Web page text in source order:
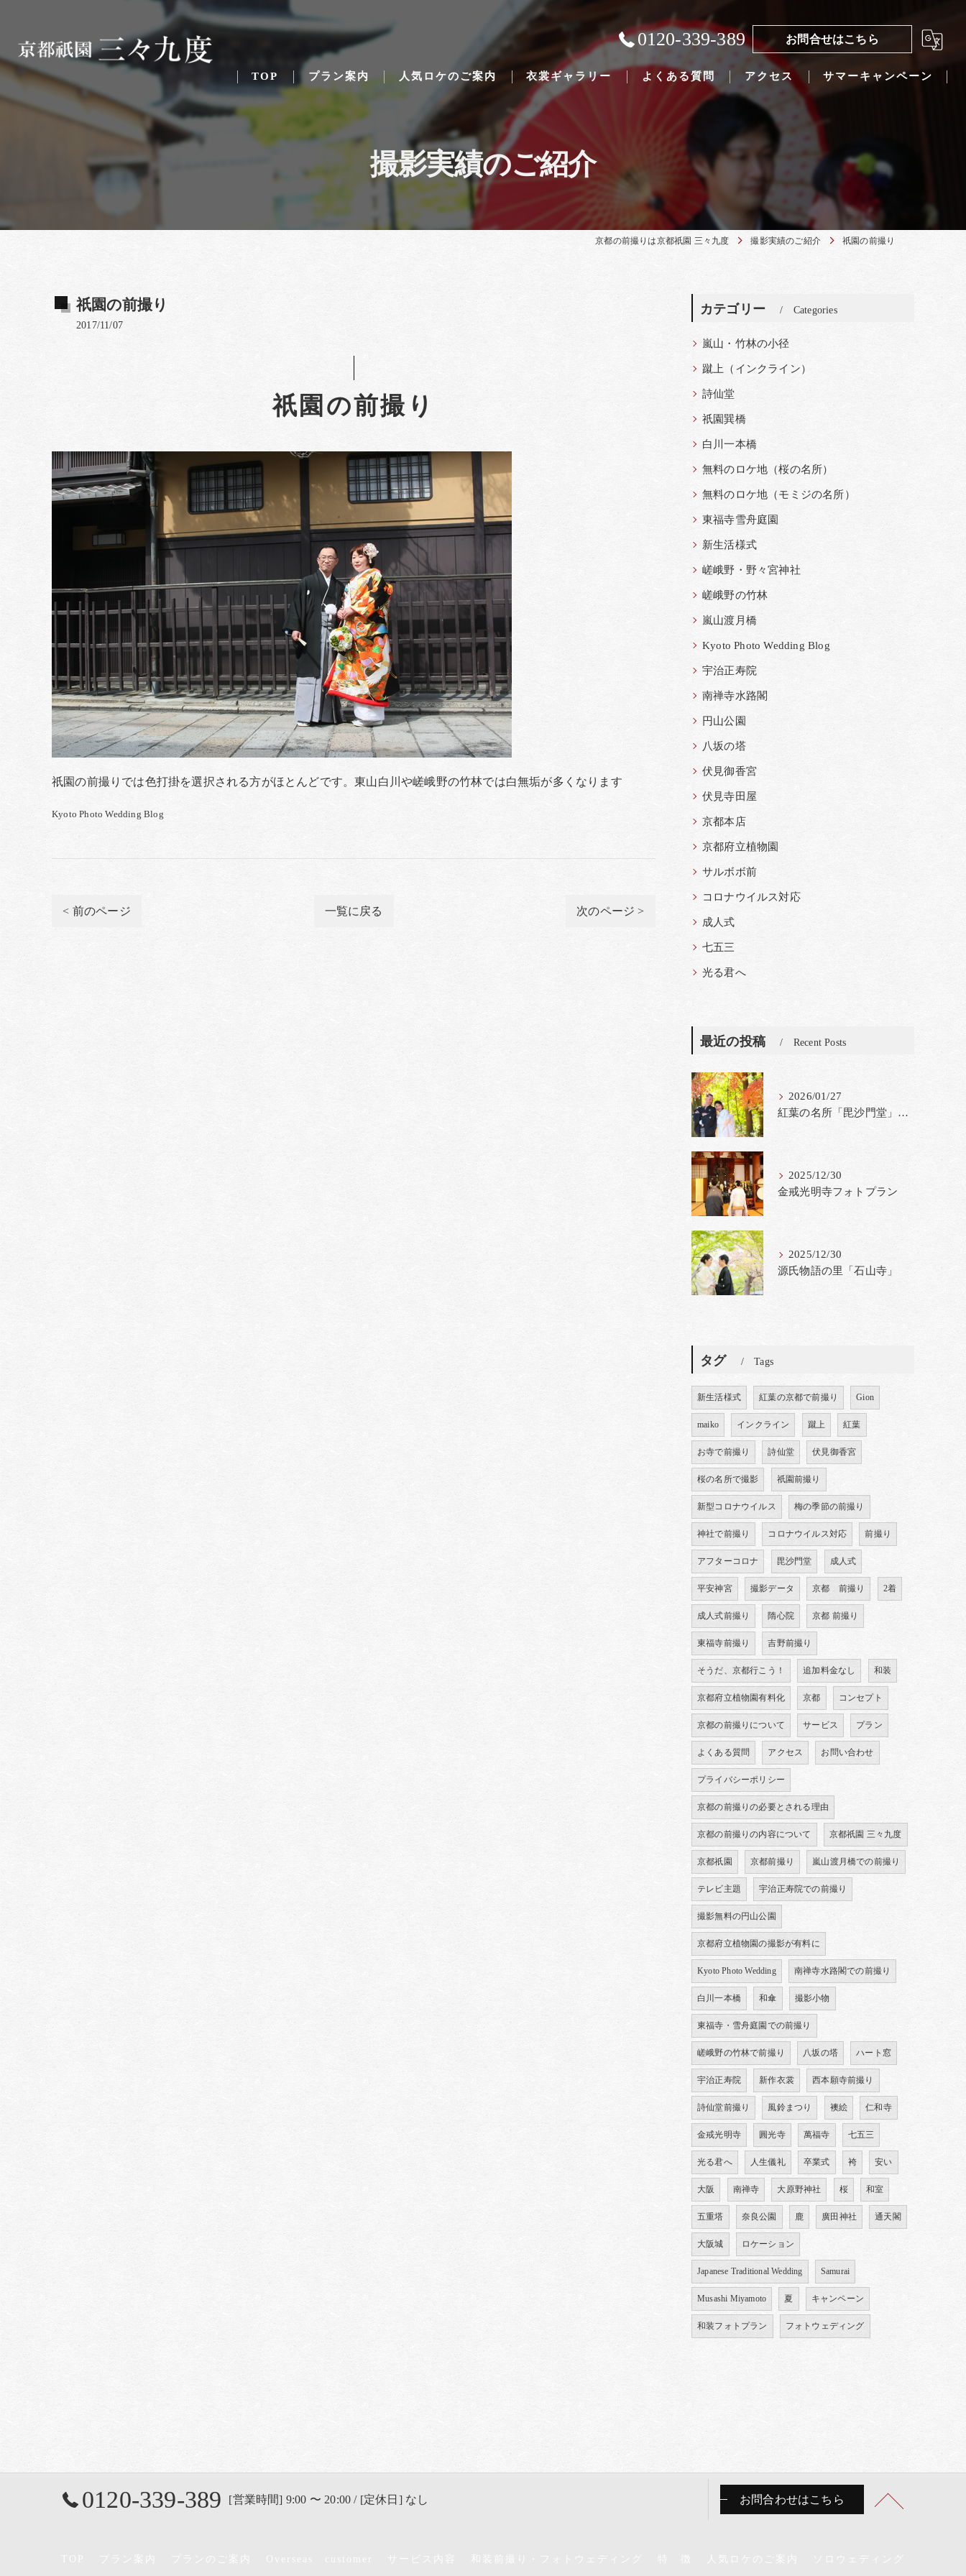
0120-339-389 お問合せはこちら
TOP プラン案内
Traditional Japanese weddings
人気ロケのご案内 衣裳ギャラリー よくある質問 アクセス サマーキャンペーン
撮影実績のご紹介
京都の前撮りは京都祇園 三々九度 撮影実績のご紹介 祇園の前撮り
祇園の前撮り
2017/11/07
祇園の前撮り
祇園の前撮りでは色打掛を選択される方がほとんどです。東山白川や嵯峨野の竹林では白無垢が多くなります
Kyoto Photo Wedding Blog
< 前のページ 一覧に戻る 次のページ >
カテゴリー Categories
嵐山・竹林の小径
蹴上（インクライン）
詩仙堂
祇園巽橋
白川一本橋
無料のロケ地（桜の名所）
無料のロケ地（モミジの名所）
東福寺雪舟庭園
新生活様式
嵯峨野・野々宮神社
嵯峨野の竹林
嵐山渡月橋
Kyoto Photo Wedding Blog
宇治正寿院
南禅寺水路閣
円山公園
八坂の塔
伏見御香宮
伏見寺田屋
京都本店
京都府立植物園
サルボボ前
コロナウイルス対応
成人式
七五三
光る君へ
最近の投稿 Recent Posts
2026/01/27
紅葉の名所「毘沙門堂」撮影料金改定
2025/12/30
金戒光明寺フォトプラン
2025/12/30
源氏物語の里「石山寺」
タグ Tags
新生活様式 紅葉の京都で前撮り Gion
maiko インクライン 蹴上 紅葉
お寺で前撮り 詩仙堂 伏見御香宮
桜の名所で撮影 祇園前撮り
新型コロナウイルス 梅の季節の前撮り
神社で前撮り コロナウイルス対応 前撮り
アフターコロナ 毘沙門堂 成人式
平安神宮 撮影データ 京都 前撮り 2着
成人式前撮り 隋心院 京都 前撮り
東福寺前撮り 吉野前撮り
そうだ、京都行こう！ 追加料金なし 和装
京都府立植物園有料化 京都 コンセプト
京都の前撮りについて サービス プラン
よくある質問 アクセス お問い合わせ
プライバシーポリシー
京都の前撮りの必要とされる理由
京都の前撮りの内容について 京都祇園 三々九度
京都祇園 京都前撮り 嵐山渡月橋での前撮り
テレビ主題 宇治正寿院での前撮り
撮影無料の円山公園
京都府立植物園の撮影が有料に
Kyoto Photo Wedding 南禅寺水路閣での前撮り
白川一本橋 和傘 撮影小物
東福寺・雪舟庭園での前撮り
嵯峨野の竹林で前撮り 八坂の塔 ハート窓
宇治正寿院 新作衣裳 西本願寺前撮り
詩仙堂前撮り 風鈴まつり 襖絵 仁和寺
金戒光明寺 圓光寺 萬福寺 七五三
光る君へ 人生儀礼 卒業式 袴 安い
大阪 南禅寺 大原野神社 桜 和室
五重塔 奈良公園 鹿 廣田神社 通天閣
大阪城 ロケーション
Japanese Traditional Wedding Samurai
Musashi Miyamoto 夏 キャンペーン
和装フォトプラン フォトウェディング
0120-339-389 [営業時間] 9:00 〜 20:00 / [定休日] なし お問合わせはこちら